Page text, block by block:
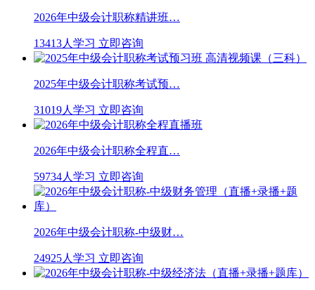
2026年中级会计职称精讲班…
13413人学习 立即咨询
2025年中级会计职称考试预…
31019人学习 立即咨询
2026年中级会计职称全程直…
59734人学习 立即咨询
2026年中级会计职称-中级财…
24925人学习 立即咨询